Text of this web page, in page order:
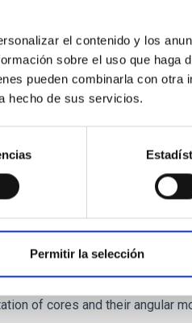
el contenido y los
sobre el uso que haga
pueden combinarla con otra
hecho de sus servicios.
Permitir la selección
between
between the
of cores and their angular